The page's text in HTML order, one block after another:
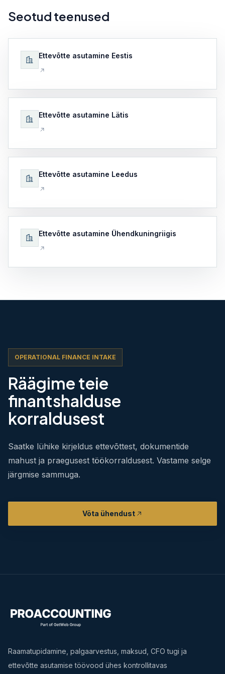
Seotud teenused
Ettevõtte asutamine Eestis
Ettevõtte asutamine Lätis
Ettevõtte asutamine Leedus
Ettevõtte asutamine Ühendkuningriigis
OPERATIONAL FINANCE INTAKE
Räägime teie
finantshalduse
korraldusest
Saatke lühike kirjeldus ettevõttest, dokumentide
mahust ja praegusest töökorraldusest. Vastame selge
järgmise sammuga.
Võta ühendust
Raamatupidamine, palgaarvestus, maksud, CFO tugi ja
ettevõtte asutamise töövood ühes kontrollitavas